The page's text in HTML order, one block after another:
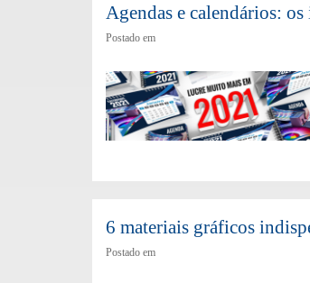
Agendas e calendários:
Postado em
6 materiais gráficos
Postado em